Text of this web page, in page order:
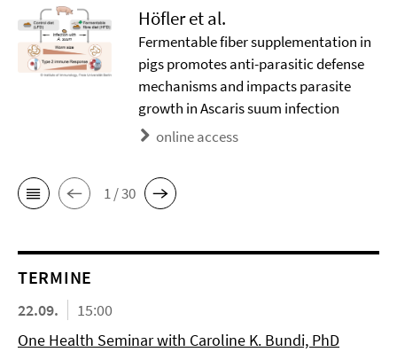
Höfler et al.
Fermentable fiber supplementation in
pigs promotes anti-parasitic defense
mechanisms and impacts parasite
growth in Ascaris suum infection
online access
1 / 30
TERMINE
22.09.
15:00
One Health Seminar with Caroline K. Bundi, PhD